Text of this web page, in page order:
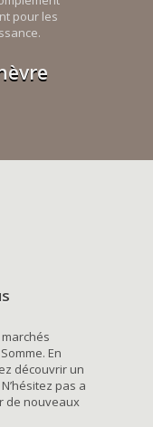
pour les
En
découvrir un
pas a
de nouveaux